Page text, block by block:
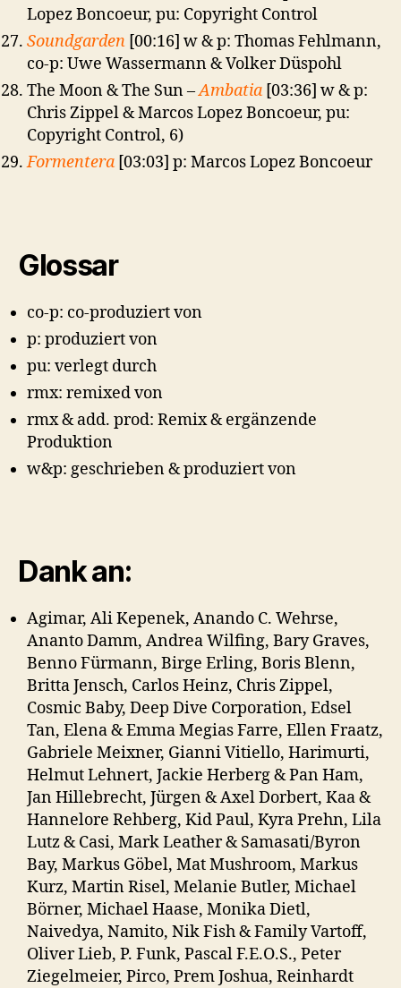
Lopez Boncoeur, pu: Copyright Control
Soundgarden [00:16] w & p: Thomas Fehlmann,
co-p: Uwe Wassermann & Volker Düspohl
The Moon & The Sun –Ambatia [03:36] w & p:
Chris Zippel & Marcos Lopez Boncoeur, pu:
Copyright Control, 6)
Formentera [03:03] p: Marcos Lopez Boncoeur
Glossar
co-p: co-produziert von
p: produziert von
pu: verlegt durch
rmx: remixed von
rmx & add. prod: Remix & ergänzende
Produktion
w&p: geschrieben & produziert von
Dank an:
Agimar, Ali Kepenek, Anando C. Wehrse,
Ananto Damm, Andrea Wilfing, Bary Graves,
Benno Fürmann, Birge Erling, Boris Blenn,
Britta Jensch, Carlos Heinz, Chris Zippel,
Cosmic Baby, Deep Dive Corporation, Edsel
Tan, Elena & Emma Megias Farre, Ellen Fraatz,
Gabriele Meixner, Gianni Vitiello, Harimurti,
Helmut Lehnert, Jackie Herberg & Pan Ham,
Jan Hillebrecht, Jürgen & Axel Dorbert, Kaa &
Hannelore Rehberg, Kid Paul, Kyra Prehn, Lila
Lutz & Casi, Mark Leather & Samasati/Byron
Bay, Markus Göbel, Mat Mushroom, Markus
Kurz, Martin Risel, Melanie Butler, Michael
Börner, Michael Haase, Monika Dietl,
Naivedya, Namito, Nik Fish & Family Vartoff,
Oliver Lieb, P. Funk, Pascal F.E.O.S., Peter
Ziegelmeier, Pirco, Prem Joshua, Reinhardt